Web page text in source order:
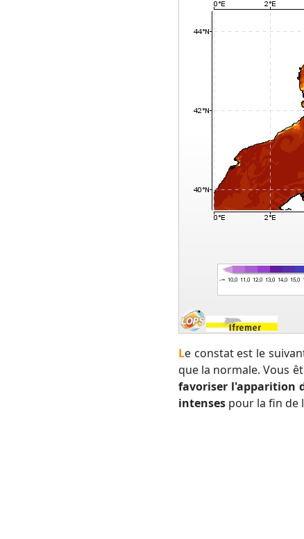
Le constat est le suivant : ce 12 juillet 2019, l'eau de mer à l'échelle du bassin Méditerranéen est plus chaude
que la normale. Vous
favoriser l'apparition
intensespour la fin de